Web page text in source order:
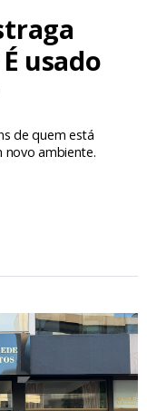
usado
de quem está
novo ambiente.